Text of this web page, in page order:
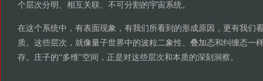
个层次分明、相互关联、不可分割的宇宙系统。
在这个系统中，有表面现象，有我们所看到的形成原因，更有我们
质。这些层次，就像量子世界中的波粒二象性、叠加态和纠缠态一
存。庄子的“多维”空间，正是对这些层次和本质的深刻洞察。